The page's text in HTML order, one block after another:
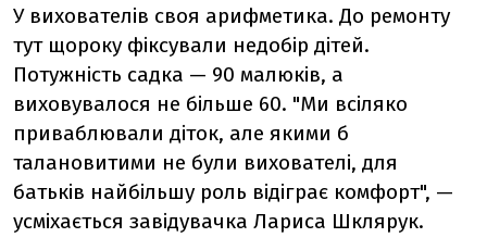
У вихователів своя арифметика. До ремонту
тут щороку фіксували недобір дітей.
Потужність садка — 90 малюків, а
виховувалося не більше 60. "Ми всіляко
приваблювали діток, але якими б
талановитими не були вихователі, для
батьків найбільшу роль відіграє комфорт", —
усміхається завідувачка Лариса Шклярук.